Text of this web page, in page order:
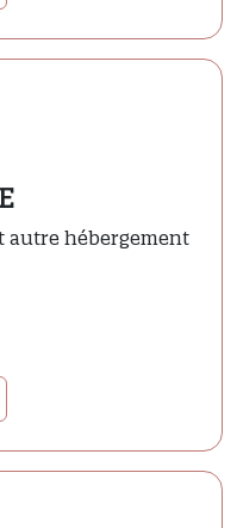
autre hébergement